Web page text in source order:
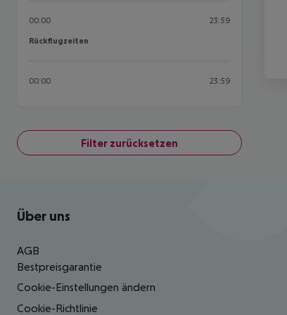
00:00 23:59
Rückflugzeiten
Rückflugzeiten
00:00 23:59
Filter zurücksetzen
Footer navigation
Über uns
AGB
Bestpreisgarantie
Cookie-Einstellungen ändern
Cookie-Richtlinie